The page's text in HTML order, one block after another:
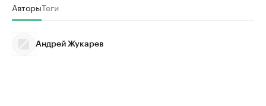
АвторыТеги
Андрей Жукарев